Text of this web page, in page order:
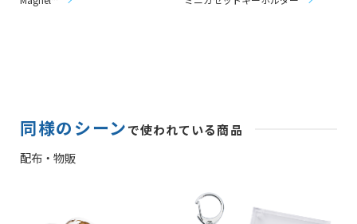
同様のシーンで使われている商品
配布・物販